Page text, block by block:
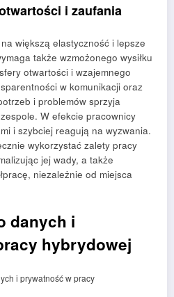
i zaufania
większą elastyczność i lepsze
także wzmożonego wysiłku
otwartości i wzajemnego
w komunikacji oraz
i problemów sprzyja
W efekcie pracownicy
i szybciej reagują na wyzwania.
wykorzystać zalety pracy
jej wady, a także
niezależnie od miejsca
danych i
hybrydowej